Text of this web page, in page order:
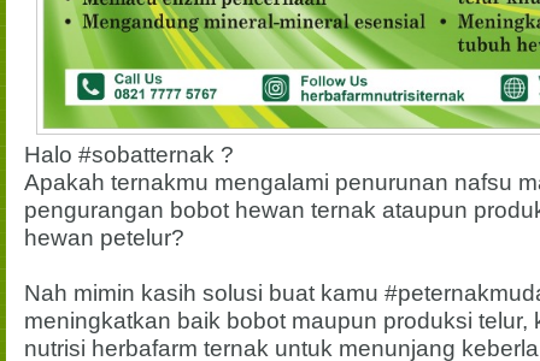
Halo #sobatternak ?
Apakah ternakmu mengalami penurunan nafsu
pengurangan bobot hewan ternak ataupun
hewan petelur?
Nah mimin kasih solusi buat kamu
meningkatkan baik bobot maupun produksi telur,
nutrisi herbafarm ternak untuk menunjang